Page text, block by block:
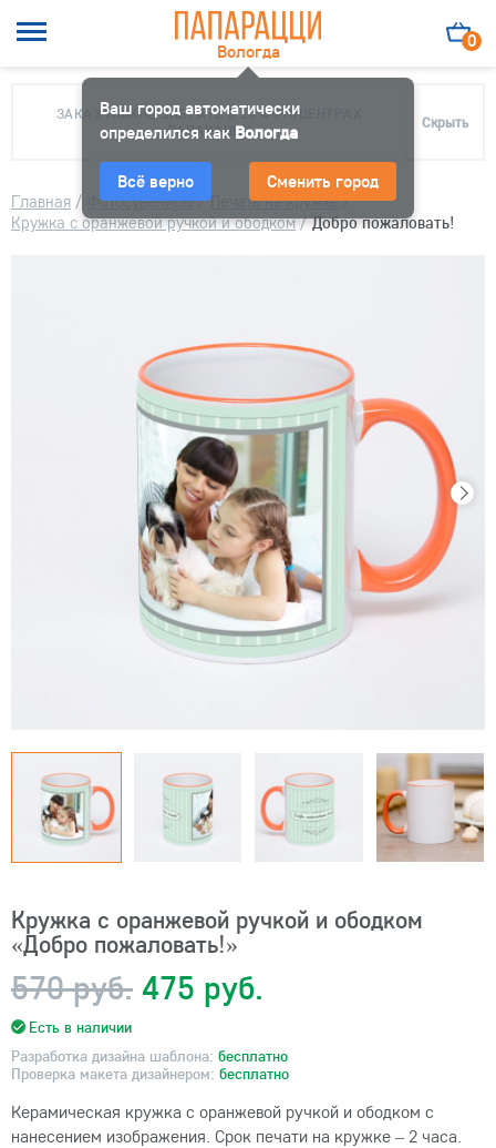
Вологда
Ваш город автоматически
определился как Вологда
Всё верно Сменить город
0
ЗАКАЗ МОЖНО ЗАБРАТЬ В 10 ФОТОЦЕНТРАХ
ПАПАРАЦЦИ
Скрыть
Главная / Фотосувениры/ Печать на кружке/
Кружка с оранжевой ручкой и ободком/ Добро пожаловать!
Кружка с оранжевой ручкой и ободком
«Добро пожаловать!»
570 руб. 475 руб.
Есть в наличии
Разработка дизайна шаблона: бесплатно
Проверка макета дизайнером: бесплатно
Керамическая кружка с оранжевой ручкой и ободком с
нанесением изображения. Срок печати на кружке – 2 часа.